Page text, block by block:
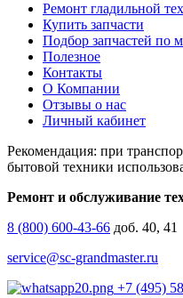
Ремонт гладильной
Купить запчасти
Подбор запчастей по
Полезное
Контакты
О Компании
Отзывы о нас
Личный кабинет
Рекомендация: при
бытовой техники
Ремонт и обслуживание
8 (800) 600-43-66 доб. 40, 41
service@sc-grandmaster.ru
+7 (495)